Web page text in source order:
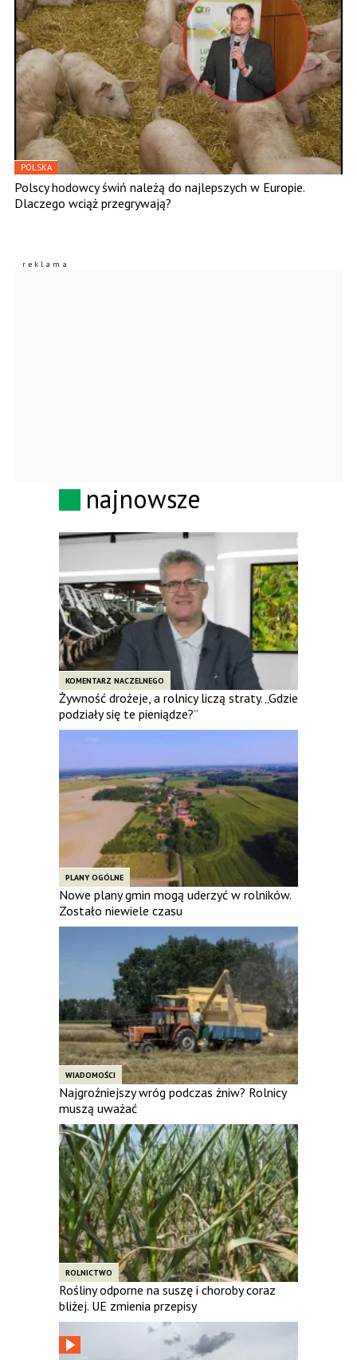
POLSKA
Polscy hodowcy świń należą do najlepszych w Europie.
Dlaczego wciąż przegrywają?
najnowsze
KOMENTARZ NACZELNEGO
Żywność drożeje, a rolnicy liczą straty. „Gdzie
podziały się te pieniądze?”
PLANY OGÓLNE
Nowe plany gmin mogą uderzyć w rolników.
Zostało niewiele czasu
WIADOMOŚCI
Najgroźniejszy wróg podczas żniw? Rolnicy
muszą uważać
ROLNICTWO
Rośliny odporne na suszę i choroby coraz
bliżej. UE zmienia przepisy